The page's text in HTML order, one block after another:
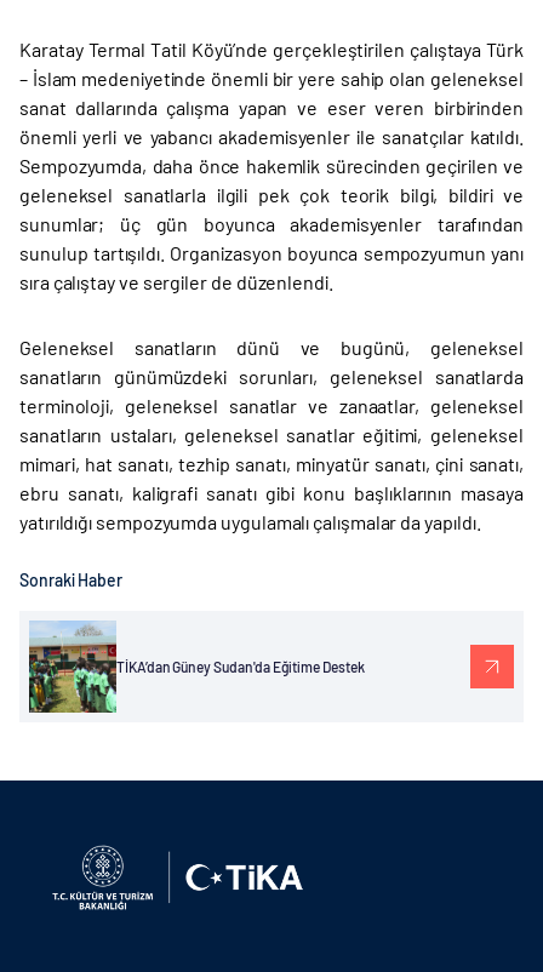
Karatay Termal Tatil Köyü’nde gerçekleştirilen çalıştaya Türk
– İslam medeniyetinde önemli bir yere sahip olan geleneksel
sanat dallarında çalışma yapan ve eser veren birbirinden
önemli yerli ve yabancı akademisyenler ile sanatçılar katıldı.
Sempozyumda, daha önce hakemlik sürecinden geçirilen ve
geleneksel sanatlarla ilgili pek çok teorik bilgi, bildiri ve
sunumlar; üç gün boyunca akademisyenler tarafından
sunulup tartışıldı. Organizasyon boyunca sempozyumun yanı
sıra çalıştay ve sergiler de düzenlendi.
Geleneksel sanatların dünü ve bugünü, geleneksel
sanatların günümüzdeki sorunları, geleneksel sanatlarda
terminoloji, geleneksel sanatlar ve zanaatlar, geleneksel
sanatların ustaları, geleneksel sanatlar eğitimi, geleneksel
mimari, hat sanatı, tezhip sanatı, minyatür sanatı, çini sanatı,
ebru sanatı, kaligrafi sanatı gibi konu başlıklarının masaya
yatırıldığı sempozyumda uygulamalı çalışmalar da yapıldı.
Sonraki Haber
TİKA’dan Güney Sudan'da Eğitime Destek